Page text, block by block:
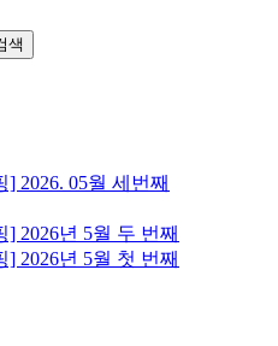
색
2026. 05월 세번째
2026년 5월 두 번째
2026년 5월 첫 번째